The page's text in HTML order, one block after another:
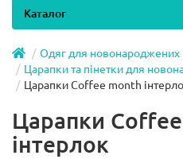
Каталог
Одяг для новонароджених
Царапки та пінетки для
Царапки Coffee month
Царапки
інтерлок